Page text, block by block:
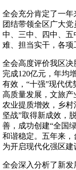
全会充分肯定了一
团结带领全区广大
中、三中、四中、五
难、担当实干，各项
全会高度评价我区决
完成120亿元，年均
有效，“十强”现代
高质量发展，文旅
农业提质增效，乡
坚战”取得新成效，
善，成功创建“全国
和谐稳定。五年来，
为开启现代化强区建
全会深入分析了新